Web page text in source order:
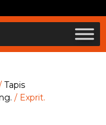
Tapis
/ Exprit.